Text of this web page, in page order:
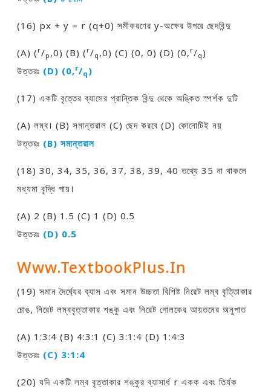
(16) px + y = r (q+0) সমীকরণের y-অক্ষের উপরে ছেদবিন্দু
(A) ( r/p ,0) (B) ( r/q ,0) (C) (0, 0) (D) (0, r/q)
উত্তরঃ (D) (0,r/q )
(17) একটি বৃত্তের ব্যাসের প্রান্তিক বিন্দু থেকে অঙ্কিত স্পর্শক দুটি
(A) লম্ব। (B) সমান্তরাল (C) ছেদ করবে (D) কোনােটিই নয়
উত্তরঃ (B) সমান্তরাল
(18) 30, 34, 35, 36, 37, 38, 39, 40 তথ্যে 35 না থাকলে
মধ্যমা বৃদ্ধি পায়।
(A) 2 (B) 1.5 (C) 1 (D) 0.5
উত্তরঃ (D) 0.5
Www.TextbookPlus.in
(19) সমান দৈর্ঘ্যের ব্যাস এবং সমান উচ্চতা বিশিষ্ট নিরেট লম্ব বৃত্তিাকার
চোঙ, নিরেট লম্ববৃত্তাকার শঙ্কু এবং নিরেট গােলকের আয়তনের অনুপাত
(A) 1:3:4 (B) 4:3:1 (C) 3:1:4 (D) 1:4:3
উত্তরঃ (C) 3:1:4
(20) যদি একটি লম্ব বৃত্তাকার শঙ্কুর ব্যাসার্ধ r একক এবং তির্যক